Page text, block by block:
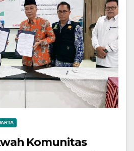
Komunitas